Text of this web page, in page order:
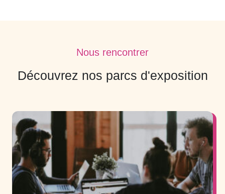
Nous rencontrer
Découvrez nos parcs d'exposition